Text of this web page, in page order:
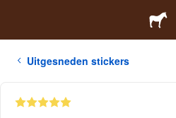
Uitgesneden stickers